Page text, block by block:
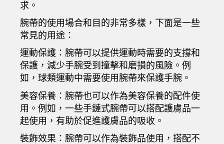
求。
腕帶的使用場合和目的非常多樣，下面是一些
常見的用途：
運動保護：腕帶可以提供運動時需要的支撐和
保護，減少手腕受到撞擊和磨損的風險。例
如，球類運動中需要使用腕帶來保護手腕。
美容保養：腕帶也可以作為美容保養的配件使
用。例如，一些手鏈式腕帶可以搭配護膚品一
起使用，有助於促進護膚品的吸收。
裝飾效果：腕帶可以作為裝飾品使用，搭配不